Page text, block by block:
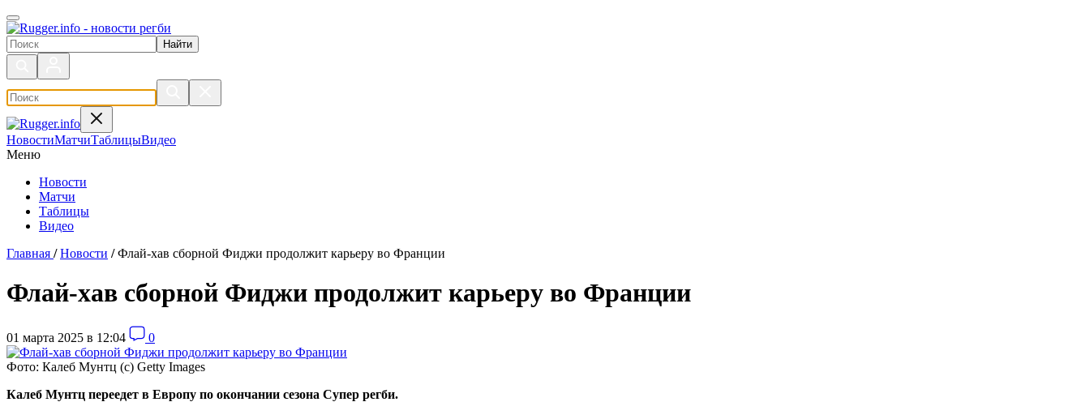
Поиск по сайту
НовостиМатчиТаблицыВидео
Меню
Новости
Матчи
Таблицы
Видео
Главная / Новости / Флай-хав сборной Фиджи продолжит карьеру во Франции
Флай-хав сборной Фиджи продолжит карьеру во Франции
01 марта 2025 в 12:04 0
Фото: Калеб Мунтц (с) Getty Images
Калеб Мунтц переедет в Европу по окончании сезона Супер регби.